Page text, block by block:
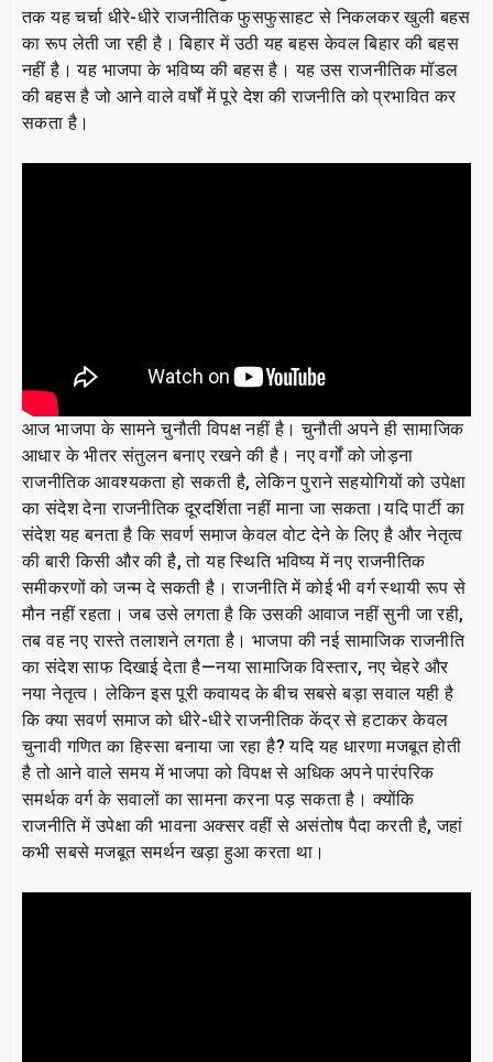
तक यह चर्चा धीरे-धीरे राजनीतिक फुसफुसाहट से निकलकर खुली बहस
का रूप लेती जा रही है। बिहार में उठी यह बहस केवल बिहार की बहस
नहीं है। यह भाजपा के भविष्य की बहस है। यह उस राजनीतिक मॉडल
की बहस है जो आने वाले वर्षों में पूरे देश की राजनीति को प्रभावित कर
सकता है।
आज भाजपा के सामने चुनौती विपक्ष नहीं है। चुनौती अपने ही सामाजिक
आधार के भीतर संतुलन बनाए रखने की है। नए वर्गों को जोड़ना
राजनीतिक आवश्यकता हो सकती है, लेकिन पुराने सहयोगियों को उपेक्षा
का संदेश देना राजनीतिक दूरदर्शिता नहीं माना जा सकता।यदि पार्टी का
संदेश यह बनता है कि सवर्ण समाज केवल वोट देने के लिए है और नेतृत्व
की बारी किसी और की है, तो यह स्थिति भविष्य में नए राजनीतिक
समीकरणों को जन्म दे सकती है। राजनीति में कोई भी वर्ग स्थायी रूप से
मौन नहीं रहता। जब उसे लगता है कि उसकी आवाज नहीं सुनी जा रही,
तब वह नए रास्ते तलाशने लगता है। भाजपा की नई सामाजिक राजनीति
का संदेश साफ दिखाई देता है—नया सामाजिक विस्तार, नए चेहरे और
नया नेतृत्व। लेकिन इस पूरी कवायद के बीच सबसे बड़ा सवाल यही है
कि क्या सवर्ण समाज को धीरे-धीरे राजनीतिक केंद्र से हटाकर केवल
चुनावी गणित का हिस्सा बनाया जा रहा है? यदि यह धारणा मजबूत होती
है तो आने वाले समय में भाजपा को विपक्ष से अधिक अपने पारंपरिक
समर्थक वर्ग के सवालों का सामना करना पड़ सकता है। क्योंकि
राजनीति में उपेक्षा की भावना अक्सर वहीं से असंतोष पैदा करती है, जहां
कभी सबसे मजबूत समर्थन खड़ा हुआ करता था।